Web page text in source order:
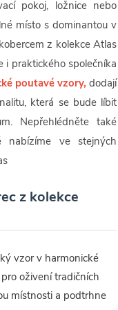
pokoj, ložnice nebo
místo s dominantou v
z kolekce Atlas
i praktického společníka
poutavé vzory, dodají
která se bude líbit
Nepřehlédněte také
nabízíme ve stejných
z kolekce
vzor v harmonické
oživení tradičních
místnosti a podtrhne